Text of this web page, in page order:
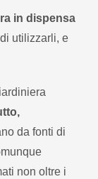
in dispensa
utilizzarli, e
da fonti di
non oltre i